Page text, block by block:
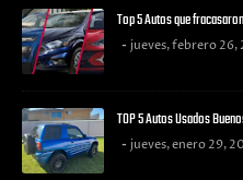
Top 5 Autos que
jueves, febrero 26,
TOP 5 Autos Usados
jueves, enero 29,